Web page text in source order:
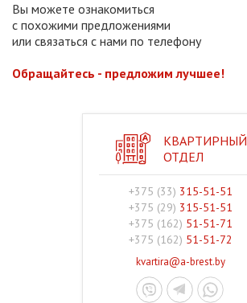
Вы можете ознакомиться
с похожими предложениями
или связаться с нами по телефону
Обращайтесь - предложим лучшее!
КВАРТИРНЫЙ
ОТДЕЛ
+375 (33) 315-51-51
+375 (29) 315-51-51
+375 (162) 51-51-71
+375 (162) 51-51-72
kvartira@a-brest.by